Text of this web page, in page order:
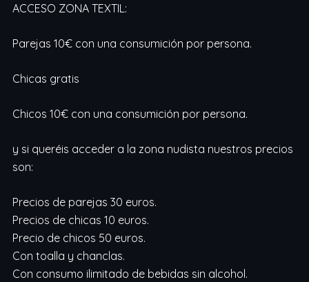
ACCESO ZONA TEXTIL:
Parejas 10€ con una consumición por persona.
Chicas gratis
Chicos 10€ con una consumición por persona.
y si queréis acceder a la zona nudista nuestros precios
son:
Precios de parejas 30 euros.
Precios de chicas 10 euros.
Precio de chicos 50 euros.
Con toalla y chanclas.
Con consumo ilimitado de bebidas sin alcohol.